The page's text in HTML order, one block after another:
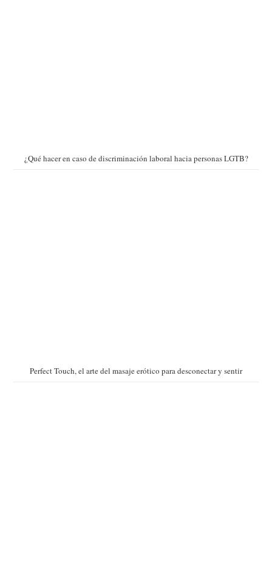
¿Qué hacer en caso de discriminación laboral hacia personas LGTB?
Perfect Touch, el arte del masaje erótico para desconectar y sentir